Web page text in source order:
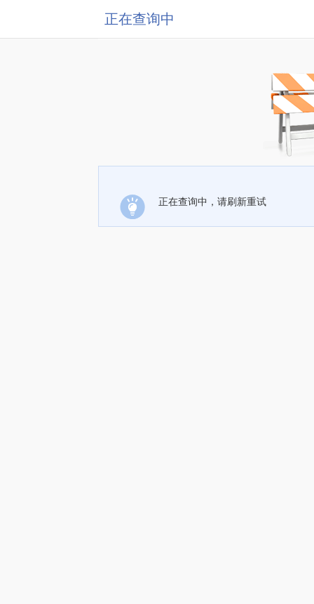
正在查询中
正在查询中，请刷新重试